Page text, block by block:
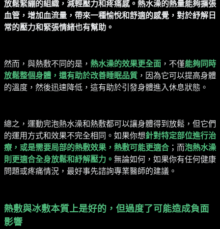
放鬆緊繃的組織，減輕壓力和疼痛感。熱水澡的熱量能夠擴張
血管，增加血流量，帶來一種愉悅和舒適的感覺，對於紓解日
常的壓力和緊張情緒也有幫助。
然而，與熱敷不同的是， 熱水澡的效果更全面 ，不僅能夠同時
放鬆整個身體，還有助於改善睡眠品質 ，因為它可以提高身體
的溫度，然後迅速降低，這有助於引發身體進入休息狀態。
總之，運動完泡熱水澡和熱敷都可以讓身體得到放鬆，但它們
的運用方式和效果不完全相同。如果你想針對特定部位進行治
療，或是需要局部的熱敷效果，熱敷可能更適合 ；而泡熱水澡
則更適合全身放鬆和紓解壓力。 無論如何，如果你有任何健康
問題或疼痛情況，最好事先諮詢專業醫師的建議。
熱敷與冰敷本質上是好的，但過度了可能造成負面
影響